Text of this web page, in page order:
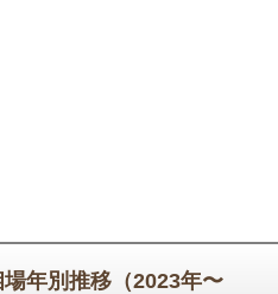
年別推移（2023年〜